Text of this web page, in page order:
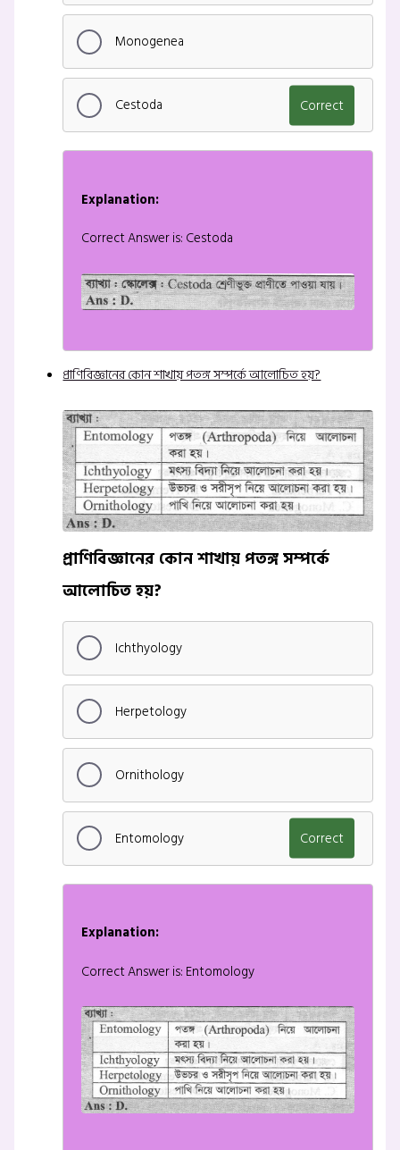
Monogenea
Cestoda Correct
Explanation:
Correct Answer is: Cestoda
প্রাণিবিজ্ঞানের কোন শাখায় পতঙ্গ সম্পর্কে আলোচিত হয়?
প্রাণিবিজ্ঞানের কোন শাখায় পতঙ্গ সম্পর্কে
আলোচিত হয়?
Ichthyology
Herpetology
Ornithology
Entomology Correct
Explanation:
Correct Answer is: Entomology